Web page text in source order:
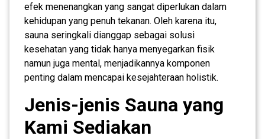
efek menenangkan yang sangat diperlukan dalam
kehidupan yang penuh tekanan. Oleh karena itu,
sauna seringkali dianggap sebagai solusi
kesehatan yang tidak hanya menyegarkan fisik
namun juga mental, menjadikannya komponen
penting dalam mencapai kesejahteraan holistik.
Jenis-jenis Sauna yang
Kami Sediakan